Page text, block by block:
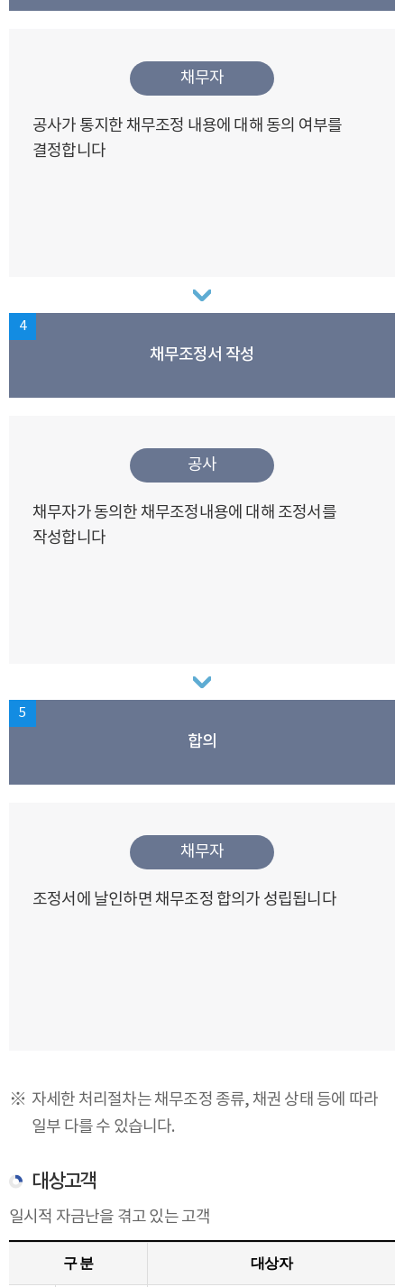
채무자
공사가 통지한 채무조정 내용에 대해 동의 여부를
결정합니다
4
채무조정서 작성
공사
채무자가 동의한 채무조정내용에 대해 조정서를
작성합니다
5
합의
채무자
조정서에 날인하면 채무조정 합의가 성립됩니다
자세한 처리절차는 채무조정 종류, 채권 상태 등에 따라
일부 다를 수 있습니다.
대상고객
일시적 자금난을 겪고 있는 고객
구 분 대상자